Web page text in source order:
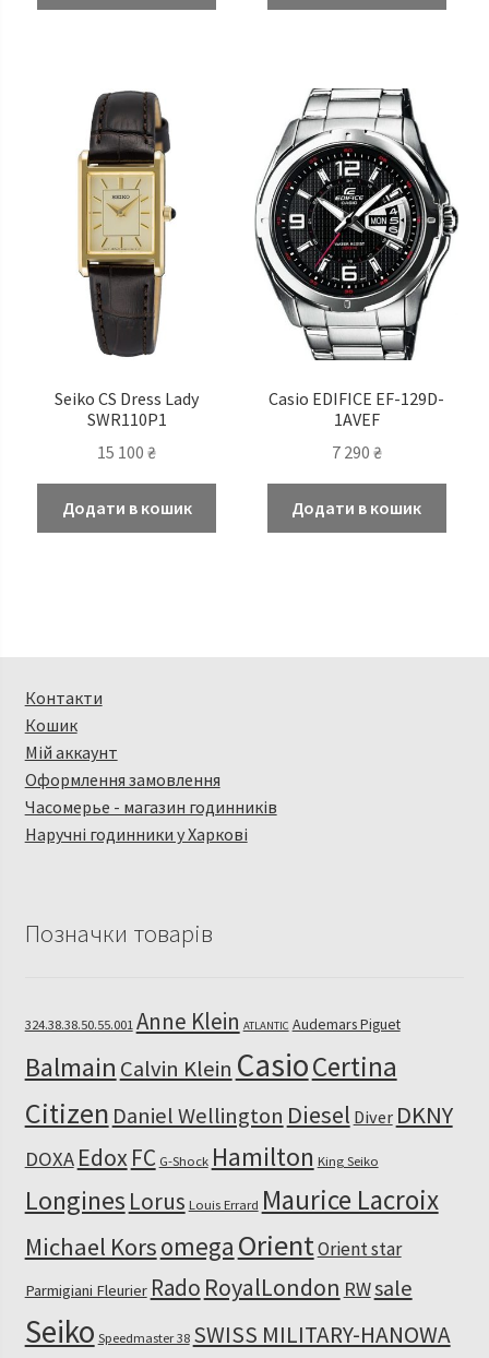
Seiko CS Dress Lady
SWR110P1
15 100₴
Додати в кошик
Casio EDIFICE EF-129D-
1AVEF
7 290 ₴
Додати в кошик
Контакти
Кошик
Мій аккаунт
Оформлення замовлення
Часомерье - магазин годинників
Наручні годинники у Харкові
Позначки товарів
324.38.38.50.55.001 Anne Klein ATLANTIC Audemars Piguet
Balmain Calvin Klein CasioCertina
Citizen Daniel Wellington Diesel Diver DKNY
DOXA EdoxFC G-Shock Hamilton King Seiko
Longines Lorus Louis Errard Maurice Lacroix
Michael Korsomega OrientOrient star
Parmigiani Fleurier Rado RoyalLondon RWsale
Seiko Speedmaster 38 SWISS MILITARY-HANOWA